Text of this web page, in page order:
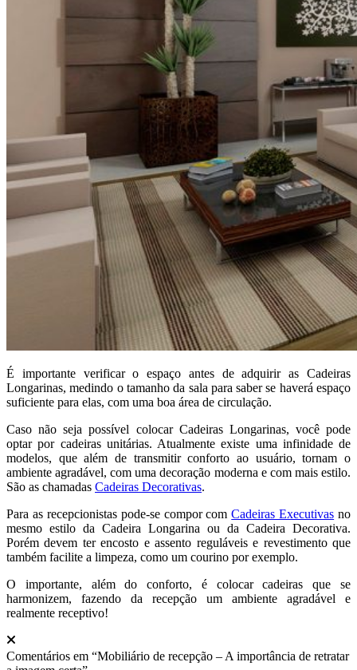
É importante verificar o espaço antes de adquirir as Cadeiras
Longarinas, medindo o tamanho da sala para saber se haverá espaço
suficiente para elas, com uma boa área de circulação.
Caso não seja possível colocar Cadeiras Longarinas, você pode
optar por cadeiras unitárias. Atualmente existe uma infinidade de
modelos, que além de transmitir conforto ao usuário, tornam o
ambiente agradável, com uma decoração moderna e com mais estilo.
São as chamadas Cadeiras Decorativas.
Para as recepcionistas pode-se compor comCadeiras Executivas no
mesmo estilo da Cadeira Longarina ou da Cadeira Decorativa.
Porém devem ter encosto e assento reguláveis e revestimento que
também facilite a limpeza, como um courino por exemplo.
O importante, além do conforto, é colocar cadeiras que se
harmonizem, fazendo da recepção um ambiente agradável e
realmente receptivo!
Comentários em “Mobiliário de recepção – A importância de retratar